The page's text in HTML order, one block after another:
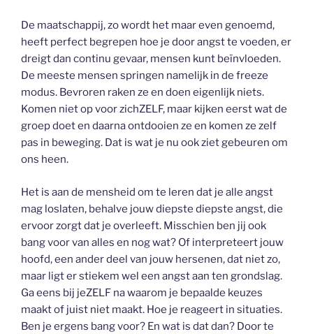
De maatschappij, zo wordt het maar even genoemd,
heeft perfect begrepen hoe je door angst te voeden, er
dreigt dan continu gevaar, mensen kunt beïnvloeden.
De meeste mensen springen namelijk in de freeze
modus. Bevroren raken ze en doen eigenlijk niets.
Komen niet op voor zichZELF, maar kijken eerst wat de
groep doet en daarna ontdooien ze en komen ze zelf
pas in beweging. Dat is wat je nu ook ziet gebeuren om
ons heen.
Het is aan de mensheid om te leren dat je alle angst
mag loslaten, behalve jouw diepste diepste angst, die
ervoor zorgt dat je overleeft. Misschien ben jij ook
bang voor van alles en nog wat? Of interpreteert jouw
hoofd, een ander deel van jouw hersenen, dat niet zo,
maar ligt er stiekem wel een angst aan ten grondslag.
Ga eens bij jeZELF na waarom je bepaalde keuzes
maakt of juist niet maakt. Hoe je reageert in situaties.
Ben je ergens bang voor? En wat is dat dan? Door te